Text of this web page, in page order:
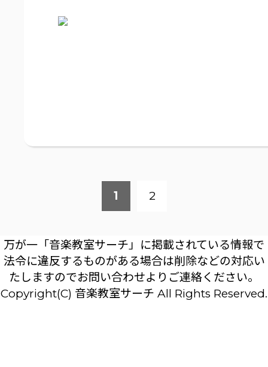
1 2
万が一「音楽教室サーチ」に掲載されている情報で
法令に違反するものがある場合は削除などの対応い
たしますのでお問い合わせよりご連絡ください。
Copyright(C) 音楽教室サーチ All Rights Reserved.